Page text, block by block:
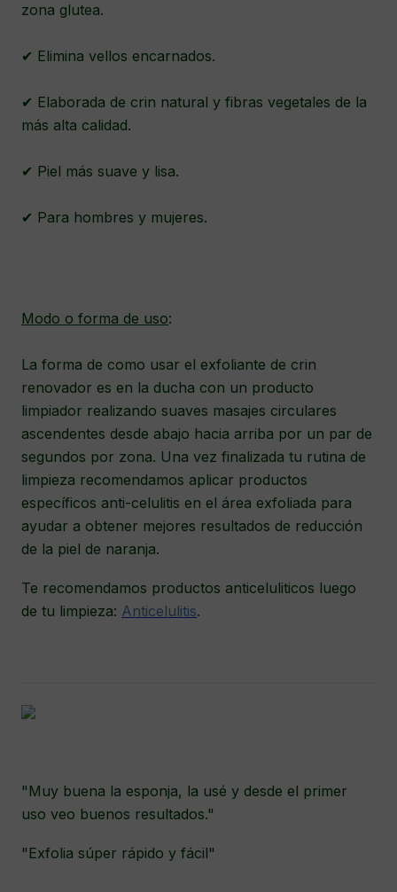
zona glutea.
✔ Elimina vellos encarnados.
✔ Elaborada de crin natural y fibras vegetales de la
más alta calidad.
✔ Piel más suave y lisa.
✔ Para hombres y mujeres.
Modo o forma de uso:
La forma de como usar el exfoliante de crin
renovador es en la ducha con un producto
limpiador realizando suaves masajes circulares
ascendentes desde abajo hacia arriba por un par de
segundos por zona. Una vez finalizada tu rutina de
limpieza recomendamos aplicar productos
específicos anti-celulitis en el área exfoliada para
ayudar a obtener mejores resultados de reducción
de la piel de naranja.
Te recomendamos productos anticeluliticos luego
de tu limpieza: Anticelulitis.
"Muy buena la esponja, la usé y desde el primer
uso veo buenos resultados."
"Exfolia súper rápido y fácil"